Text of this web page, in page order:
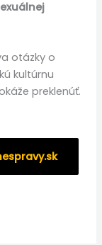
otázky o
kultúrnu
preklenúť.